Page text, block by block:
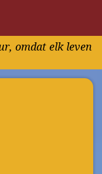
omdat elk leven